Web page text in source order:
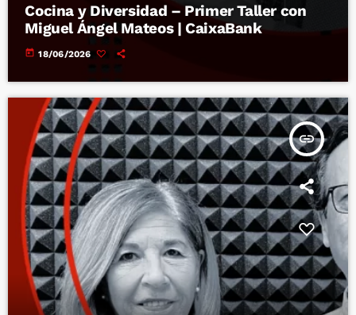
Cocina y Diversidad – Primer Taller con
Miguel Ángel Mateos | CaixaBank
today 18/06/2026
insert_link